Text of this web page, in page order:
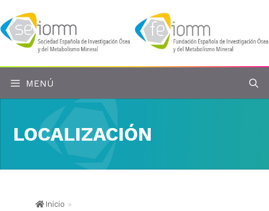
al
contenido
MENÚ
LOCALIZACIÓN
Inicio »